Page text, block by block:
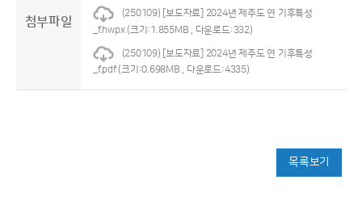
첨부파일
(250109) [보도자료] 2024년 제주도 연 기후특성
_f.hwpx (크기:1.855MB , 다운로드:332)
(250109) [보도자료] 2024년 제주도 연 기후특성
_f.pdf (크기:0.698MB , 다운로드:4335)
목록보기